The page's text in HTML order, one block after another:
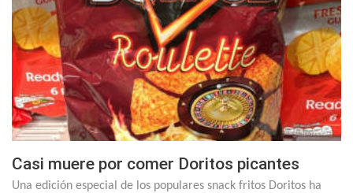
Casi muere por comer Doritos picantes
Una edición especial de los populares snack fritos Doritos ha